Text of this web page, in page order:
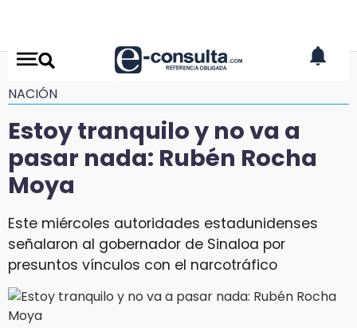
NACIÓN
Estoy tranquilo y no va a
pasar nada: Rubén Rocha
Moya
Este miércoles autoridades estadunidenses
señalaron al gobernador de Sinaloa por
presuntos vínculos con el narcotráfico